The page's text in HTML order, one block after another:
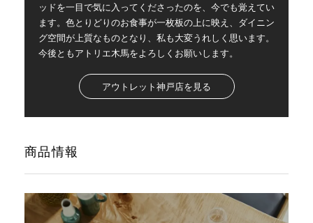
ッドを一目で気に入ってくださったのを、今でも覚えてい
ます。色とりどりのお食事が一枚板の上に映え、ダイニン
グ空間が上質なものとなり、私も大変うれしく思います。
今後ともアトリエ木馬をよろしくお願いします。
アウトレット神戸店を見る
商品情報